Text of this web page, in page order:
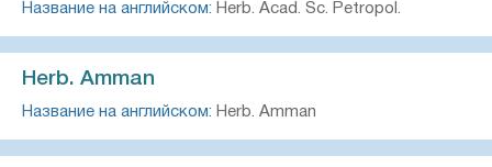
Название на английском: Herb. Acad. Sc. Petropol.
Herb. Amman
Название на английском: Herb. Amman